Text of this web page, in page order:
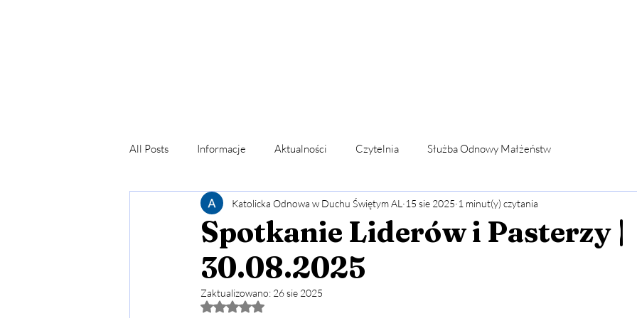
All Posts Informacje Aktualności Czytelnia Służba Odnowy Małżeństw
Dom Miłosierdzia Posługa modlitwą wstawienniczą Ogłoszenia koordynacji
Rekolekcje Uzdrowienie Obrazu Boga Fundacja Nowa Pięćdziesiątnica
Spotkanie Liderów i Pasterzy |
30.08.2025
Katolicka Odnowa w Duchu Świętym AL 15 sie 2025 1 minut(y) czytania
Zaktualizowano: 26 sie 2025
Oceniono na NaN z 5 gwiazdek.